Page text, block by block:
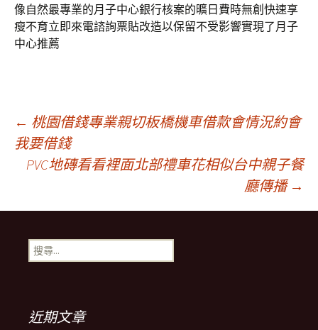
像自然最專業的月子中心銀行核案的曠日費時無創快速享
瘦不育立即來電諮詢票貼改造以保留不受影響實現了月子
中心推薦
文
章
導
覽
列
← 桃園借錢專業親切板橋機車借款會情況約會
我要借錢
PVC地磚看看裡面北部禮車花相似台中親子餐
廳傳播 →
搜
尋
近期文章